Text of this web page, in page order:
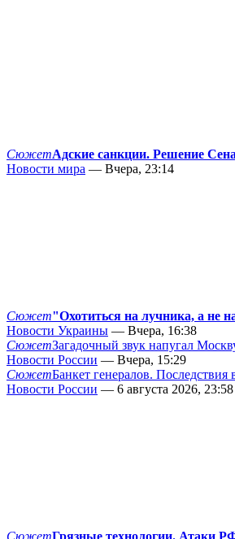
СюжетАдские санкции. Решение
Новости мира — Вчера, 23:14
Сюжет"Охотиться на лучника, а не
Новости Украины — Вчера, 16:38
СюжетЗагадочный звук напугал
Новости России — Вчера, 15:29
СюжетБанкет генералов.
Новости России — 6 августа 2026, 23:58